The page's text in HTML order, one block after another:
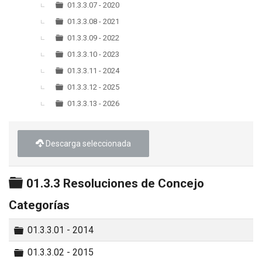
01.3.3.07 - 2020
01.3.3.08 - 2021
01.3.3.09 - 2022
01.3.3.10 - 2023
01.3.3.11 - 2024
01.3.3.12 - 2025
01.3.3.13 - 2026
Descarga seleccionada
Carpeta
01.3.3 Resoluciones de Concejo
Categorías
Carpeta
01.3.3.01 - 2014
Carpeta
01.3.3.02 - 2015